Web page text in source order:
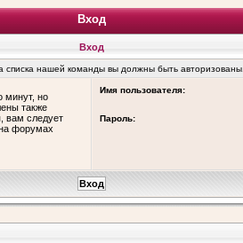
Вход
Вход
списка нашей команды вы должны быть авторизованы.
минут, но
также
вам следует
форумах
Имя пользователя:
Пароль: